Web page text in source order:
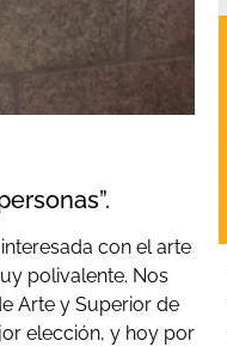
con el arte
polivalente. Nos
Arte y Superior de
elección, y hoy por